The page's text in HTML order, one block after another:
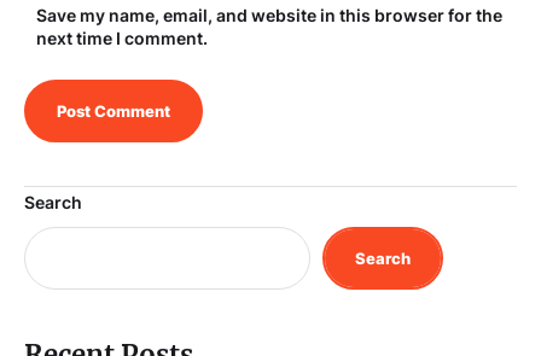
Save my name, email, and website in this browser for the
next time I comment.
Search
Search